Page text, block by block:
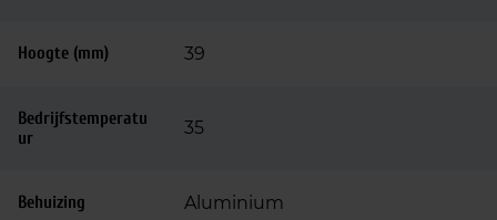
Hoogte (mm) 39
Bedrijfstemperatu
ur
35
Behuizing Aluminium